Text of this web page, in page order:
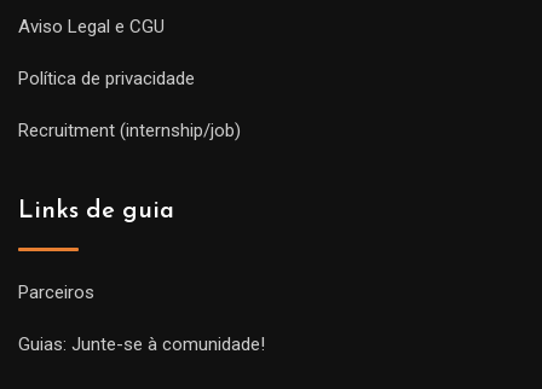
Aviso Legal e CGU
Política de privacidade
Recruitment (internship/job)
Links de guia
Parceiros
Guias: Junte-se à comunidade!